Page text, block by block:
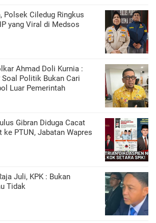
Polsek Ciledug Ringkus
yang Viral di Medsos
Ahmad Doli Kurnia :
Soal Politik Bukan Cari
Luar Pemerintah
Gibran Diduga Cacat
ke PTUN, Jabatan Wapres
Juli, KPK : Bukan
Tidak